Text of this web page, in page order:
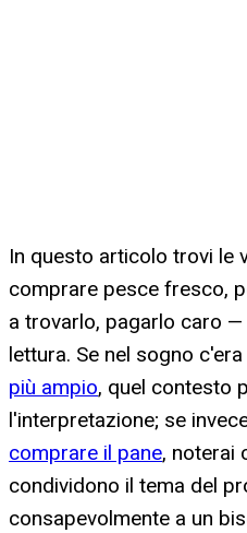
In questo articolo trovi le
comprare pesce fresco,
a trovarlo, pagarlo caro
lettura. Se nel sogno
più ampio, quel contesto
l'interpretazione; se
comprare il pane, noterai
condividono il tema del
consapevolmente a un